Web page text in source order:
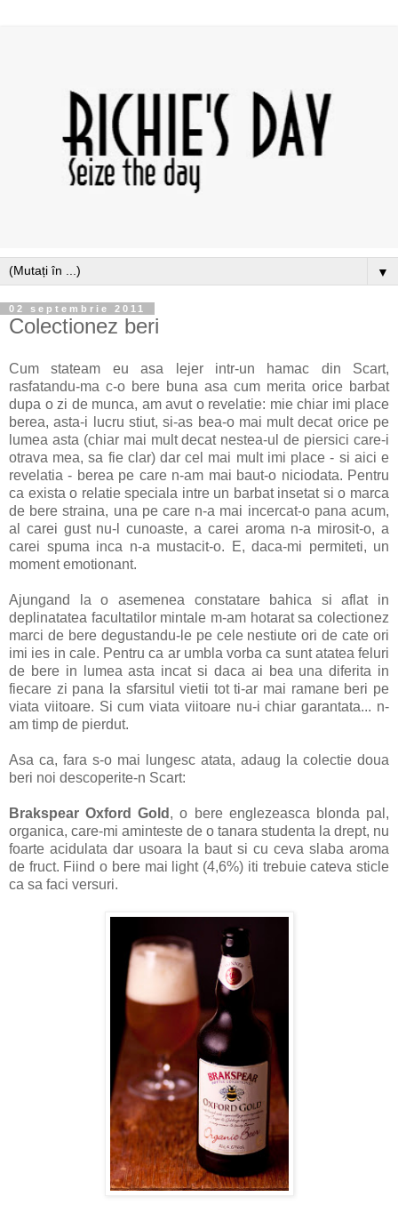
▼
02 septembrie 2011
Colectionez beri
Cum stateam eu asa lejer intr-un hamac din Scart,
rasfatandu-ma c-o bere buna asa cum merita orice barbat
dupa o zi de munca, am avut o revelatie: mie chiar imi place
berea, asta-i lucru stiut, si-as bea-o mai mult decat orice pe
lumea asta (chiar mai mult decat nestea-ul de piersici care-i
otrava mea, sa fie clar) dar cel mai mult imi place - si aici e
revelatia - berea pe care n-am mai baut-o niciodata. Pentru
ca exista o relatie speciala intre un barbat insetat si o marca
de bere straina, una pe care n-a mai incercat-o pana acum,
al carei gust nu-l cunoaste, a carei aroma n-a mirosit-o, a
carei spuma inca n-a mustacit-o. E, daca-mi permiteti, un
moment emotionant.
Ajungand la o asemenea constatare bahica si aflat in
deplinatatea facultatilor mintale m-am hotarat sa colectionez
marci de bere degustandu-le pe cele nestiute ori de cate ori
imi ies in cale. Pentru ca ar umbla vorba ca sunt atatea feluri
de bere in lumea asta incat si daca ai bea una diferita in
fiecare zi pana la sfarsitul vietii tot ti-ar mai ramane beri pe
viata viitoare. Si cum viata viitoare nu-i chiar garantata... n-
am timp de pierdut.
Asa ca, fara s-o mai lungesc atata, adaug la colectie doua
beri noi descoperite-n Scart:
Brakspear Oxford Gold , o bere englezeasca blonda pal,
organica, care-mi aminteste de o tanara studenta la drept, nu
foarte acidulata dar usoara la baut si cu ceva slaba aroma
de fruct. Fiind o bere mai light (4,6%) iti trebuie cateva sticle
ca sa faci versuri.